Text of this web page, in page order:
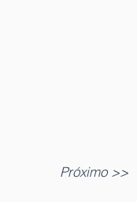
Próximo >>